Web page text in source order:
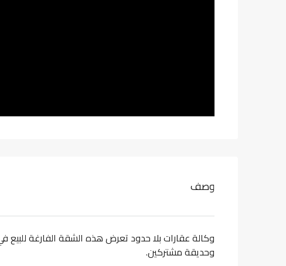
وصف
وكالة عقارات بلا حدود تعرض هذه الشقة الفارغة
وحديقة مشتركين.